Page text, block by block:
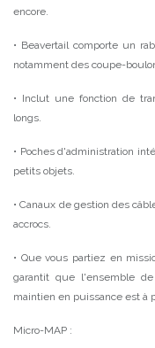
encore.
• Beavertail comporte un
notamment des coupe-
• Inclut une fonction de
longs.
• Poches d'administration
petits objets.
• Canaux de gestion des
accrocs.
• Que vous partiez en
garantit que l'ensemble
maintien en puissance est à
Micro-MAP :